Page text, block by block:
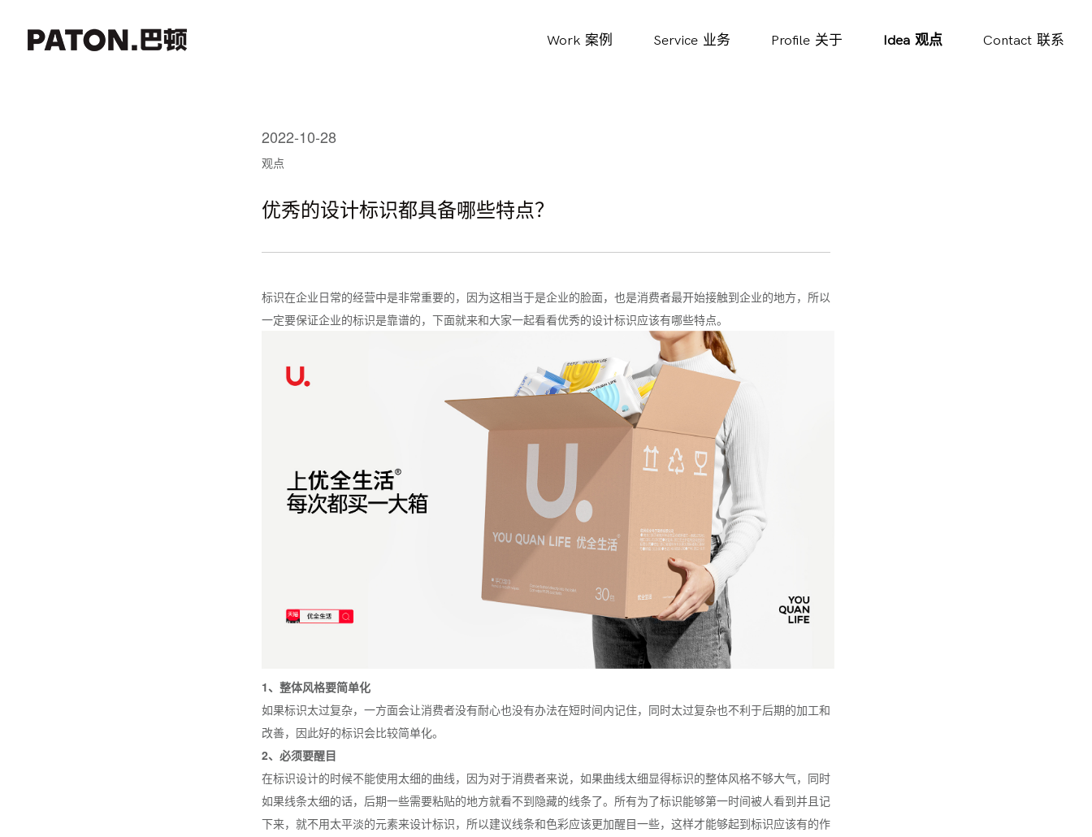
Work 案例 Service 业务 Profile 关于 Idea 观点 Contact 联系
2022-10-28
观点
优秀的设计标识都具备哪些特点？
标识在企业日常的经营中是非常重要的，因为这相当于是企业的脸面，也是消费者最开始接触到企业的地方，所以
一定要保证企业的标识是靠谱的，下面就来和大家一起看看优秀的设计标识应该有哪些特点。
1、整体风格要简单化
如果标识太过复杂，一方面会让消费者没有耐心也没有办法在短时间内记住，同时太过复杂也不利于后期的加工和
改善，因此好的标识会比较简单化。
2、必须要醒目
在标识设计的时候不能使用太细的曲线，因为对于消费者来说，如果曲线太细显得标识的整体风格不够大气，同时
如果线条太细的话，后期一些需要粘贴的地方就看不到隐藏的线条了。所有为了标识能够第一时间被人看到并且记
下来，就不用太平淡的元素来设计标识，所以建议线条和色彩应该更加醒目一些，这样才能够起到标识应该有的作